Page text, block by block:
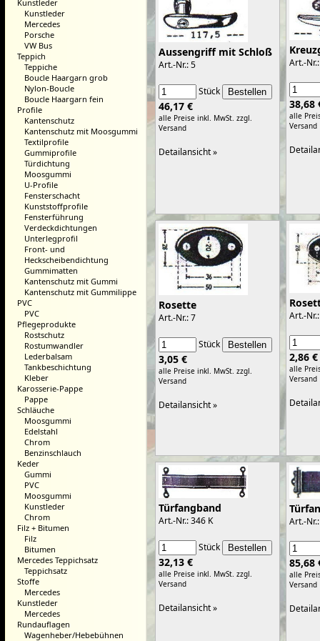
Kunstleder
Kunstleder
Mercedes
Porsche
VW Bus
Teppich
Teppiche
Boucle Haargarn grob
Nylon-Boucle
Boucle Haargarn fein
Profile
Kantenschutz
Kantenschutz mit Moosgummi
Textilprofile
Gummiprofile
Türdichtung
Moosgummi
U-Profile
Fensterschacht
Kunststoffprofile
Fensterführung
Verdeckdichtungen
Unterlegprofil
Front- und
Heckscheibendichtung
Gummimatten
Kantenschutz mit Gummi
Kantenschutz mit Gummilippe
PVC
PVC
Pflegeprodukte
Rostschutz
Rostumwandler
Lederbalsam
Tankbeschichtung
Kleber
Karosserie-Pappe
Pappe
Schläuche
Moosgummi
Edelstahl
Chrom
Benzinschlauch
Keder
Gummi
PVC
Moosgummi
Kunstleder
Chrom
Filz + Bitumen
Filz
Bitumen
Mercedes Teppichsatz
Teppichsatz
Stoffe
Mercedes
Kunstleder
Mercedes
Rundauflagen
Wagenheber/Hebebühnen
Aussengriff mit Schloß
Art.-Nr.: 5
Stück
46,17 €
alle Preise inkl. MwSt. zzgl.
Versand
Detailansicht »
Art.-
38,68
alle
Versand
Rosette
Art.-Nr.: 7
Stück
3,05 €
alle Preise inkl. MwSt. zzgl.
Versand
Detailansicht »
Art.-
2,86 €
alle
Versand
Türfangband
Art.-Nr.: 346 K
Stück
32,13 €
alle Preise inkl. MwSt. zzgl.
Versand
Detailansicht »
Art.-
85,68
alle
Versand